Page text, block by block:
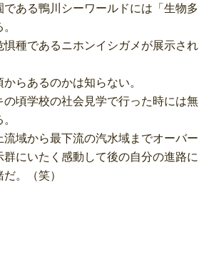
ある鴨川シーワールドには「生物多
種であるニホンイシガメが展示され
らあるのかは知らない。
頃学校の社会見学で行った時には無
域から最下流の汽水域までオーバー
にいたく感動して後の自分の進路に
。（笑）